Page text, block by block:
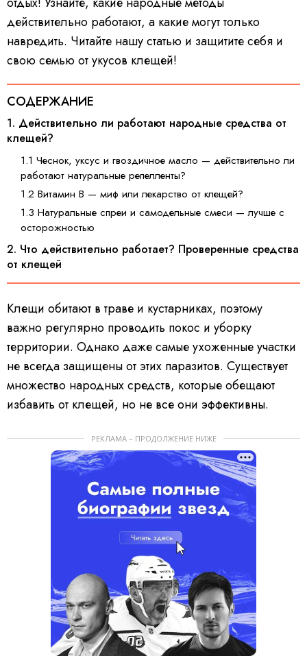
действительно работают, а какие могут только
навредить. Читайте нашу статью и защитите себя и
свою семью от укусов клещей!
СОДЕРЖАНИЕ
1. Действительно ли работают народные средства от
клещей?
1.1 Чеснок, уксус и гвоздичное масло — действительно ли
работают натуральные репелленты?
1.2 Витамин B — миф или лекарство от клещей?
1.3 Натуральные спреи и самодельные смеси — лучше с
осторожностью
2. Что действительно работает? Проверенные средства
от клещей
Клещи обитают в траве и кустарниках, поэтому
важно регулярно проводить покос и уборку
территории. Однако даже самые ухоженные участки
не всегда защищены от этих паразитов. Существует
множество народных средств, которые обещают
избавить от клещей, но не все они эффективны.
РЕКЛАМА – ПРОДОЛЖЕНИЕ НИЖЕ